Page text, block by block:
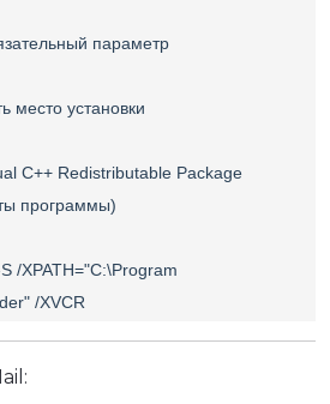
параметр
место установки
C++ Redistributable Package
программы)
/XPATH="C:\Program
/XVCR